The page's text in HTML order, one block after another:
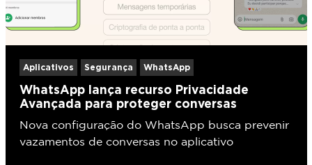
Aplicativos Segurança WhatsApp
WhatsApp lança recurso Privacidade
Avançada para proteger conversas
Nova configuração do WhatsApp busca prevenir
vazamentos de conversas no aplicativo